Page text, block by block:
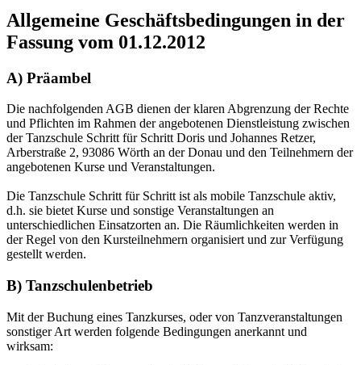
Allgemeine Geschäftsbedingungen in der
Fassung vom 01.12.2012
A) Präambel
Die nachfolgenden AGB dienen der klaren Abgrenzung der Rechte
und Pflichten im Rahmen der angebotenen Dienstleistung zwischen
der Tanzschule Schritt für Schritt Doris und Johannes Retzer,
Arberstraße 2, 93086 Wörth an der Donau und den Teilnehmern der
angebotenen Kurse und Veranstaltungen.
Die Tanzschule Schritt für Schritt ist als mobile Tanzschule aktiv,
d.h. sie bietet Kurse und sonstige Veranstaltungen an
unterschiedlichen Einsatzorten an. Die Räumlichkeiten werden in
der Regel von den Kursteilnehmern organisiert und zur Verfügung
gestellt werden.
B) Tanzschulenbetrieb
Mit der Buchung eines Tanzkurses, oder von Tanzveranstaltungen
sonstiger Art werden folgende Bedingungen anerkannt und
wirksam: